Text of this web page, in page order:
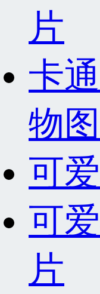
片
卡
物
可
可
片